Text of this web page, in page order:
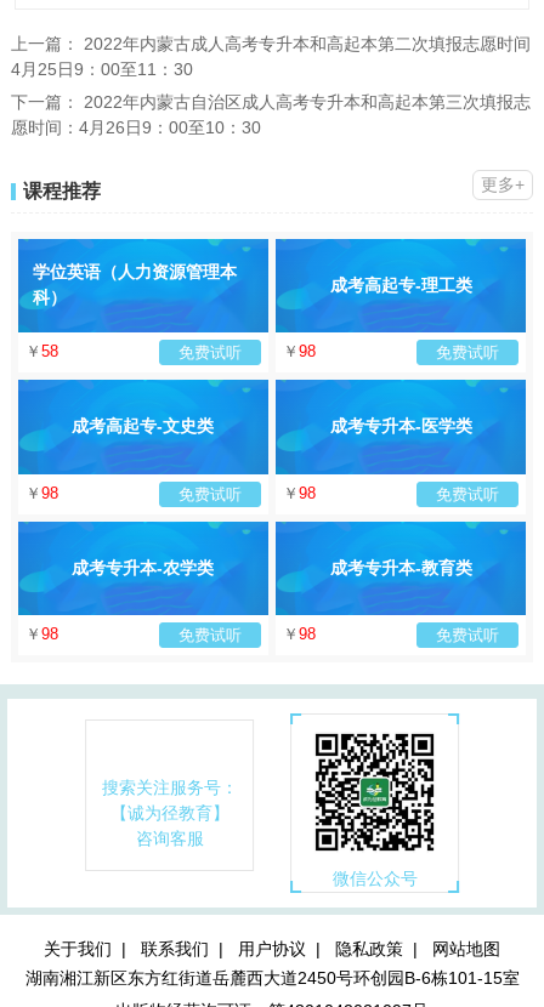
上一篇： 2022年内蒙古成人高考专升本和高起本第二次填报志愿时间
4月25日9：00至11：30
下一篇： 2022年内蒙古自治区成人高考专升本和高起本第三次填报志
愿时间：4月26日9：00至10：30
课程推荐 更多+
学位英语（人力资源管理本
科）
￥ 58 免费试听
成考高起专-理工类
￥ 98 免费试听
成考高起专-文史类
￥ 98 免费试听
成考专升本-医学类
￥ 98 免费试听
成考专升本-农学类
￥ 98 免费试听
成考专升本-教育类
￥ 98 免费试听
搜索关注服务号：
【诚为径教育】
咨询客服
微信公众号
关于我们 | 联系我们 | 用户协议 | 隐私政策 |
网站地图
湖南湘江新区东方红街道岳麓西大道2450号环创园B-6栋101-15室